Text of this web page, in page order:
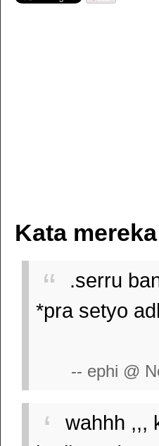
Kata
.serru
*pra setyo
-- ephi @
wahhh ,,,